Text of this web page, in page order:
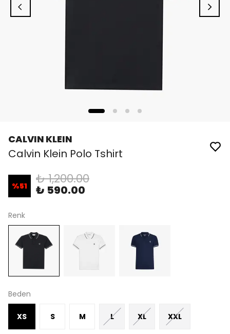
CALVIN KLEIN
Calvin Klein Polo Tshirt
%51 ₺ 1,200.00
₺ 590.00
Renk
Beden
XS S M L XL XXL